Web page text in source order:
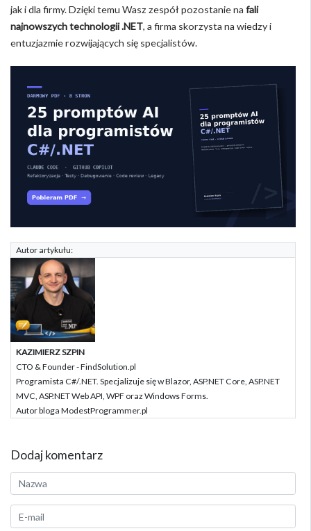
jak i dla firmy. Dzięki temu Wasz zespół pozostanie na fali
najnowszych technologii .NET, a firma skorzysta na wiedzy i
entuzjazmie rozwijających się specjalistów.
Autor artykułu:
KAZIMIERZ SZPIN
CTO & Founder - FindSolution.pl
Programista C#/.NET. Specjalizuje się w Blazor, ASP.NET Core, ASP.NET
MVC, ASP.NET Web API, WPF oraz Windows Forms.
Autor bloga ModestProgrammer.pl
Dodaj komentarz